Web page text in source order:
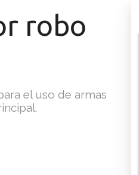
robo
el uso de armas